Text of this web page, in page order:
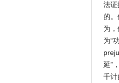
法证
的
为
为“
延”
千计